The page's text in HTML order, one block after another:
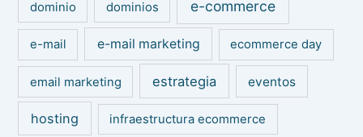
dominio dominios e-commerce
e-mail e-mail marketing ecommerce day
email marketing estrategia eventos
hosting infraestructura ecommerce